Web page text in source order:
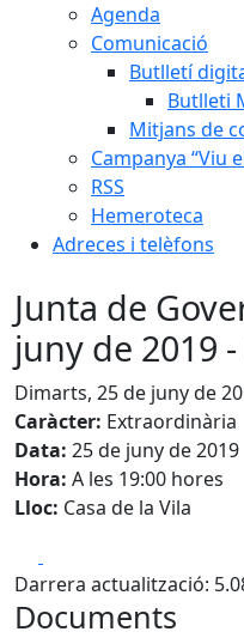
Agenda
Comunicació
Butlletí
Butlleti
Mitjans de
Campanya “Viu
RSS
Hemeroteca
Adreces i telèfons
Junta de
juny de 2019
Dimarts, 25 de juny de
Caràcter: Extraordinària
Data: 25 de juny de 2019
Hora: A les 19:00 hores
Lloc: Casa de la Vila
Darrera actualització:
Documents